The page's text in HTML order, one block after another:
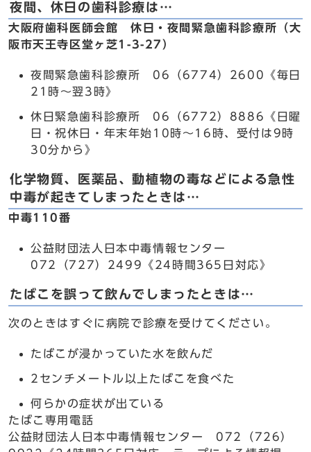
夜間、休日の歯科診療は…
大阪府歯科医師会館 休日・夜間緊急歯科診療所（大
阪市天王寺区堂ヶ芝1-3-27）
夜間緊急歯科診療所 06（6774）2600《毎日
21時～翌3時》
休日緊急歯科診療所 06（6772）8886《日曜
日・祝休日・年末年始10時～16時、受付は9時
30分から》
化学物質、医薬品、動植物の毒などによる急性
中毒が起きてしまったときは…
中毒110番
公益財団法人日本中毒情報センター
072（727）2499《24時間365日対応》
たばこを誤って飲んでしまったときは…
次のときはすぐに病院で診療を受けてください。
たばこが浸かっていた水を飲んだ
2センチメートル以上たばこを食べた
何らかの症状が出ている
たばこ専用電話
公益財団法人日本中毒情報センター 072（726）